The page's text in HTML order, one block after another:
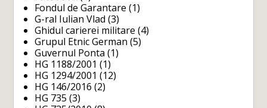
Fondul de Garantare (1)
G-ral Iulian Vlad (3)
Ghidul carierei militare (4)
Grupul Etnic German (5)
Guvernul Ponta (1)
HG 1188/2001 (1)
HG 1294/2001 (12)
HG 146/2016 (2)
HG 735 (3)